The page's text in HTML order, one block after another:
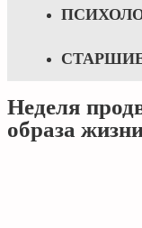
Неделя
образа